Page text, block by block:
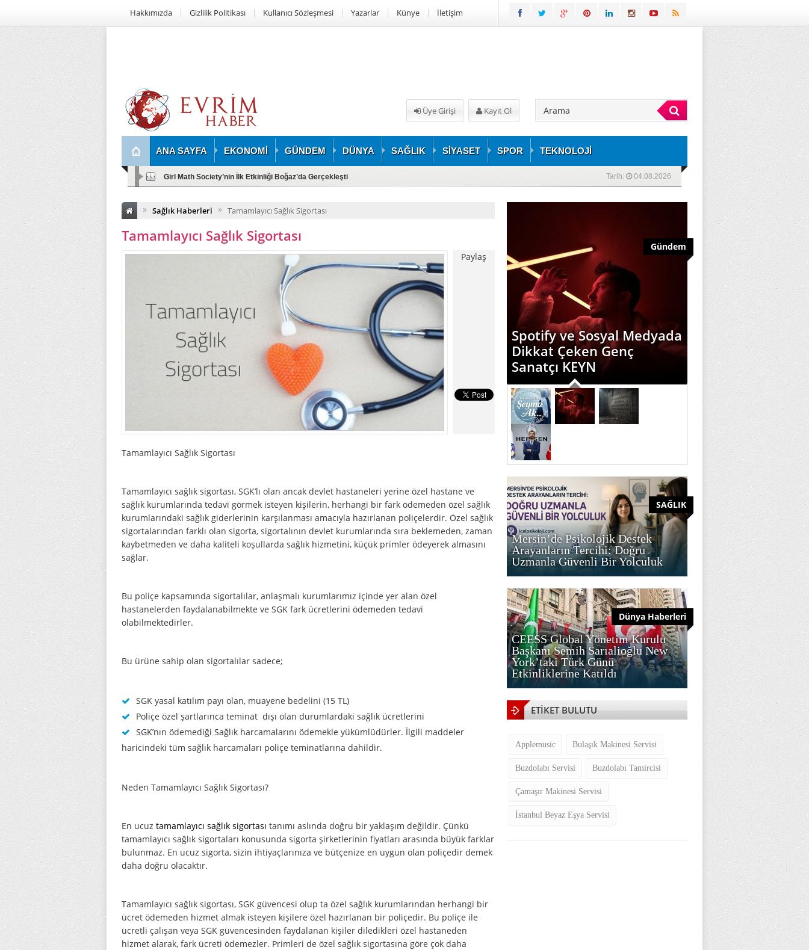
Hakkımızda Gizlilik Politikası Kullanıcı Sözleşmesi Yazarlar Künye İletişim
Üye Girişi Kayıt Ol
ANA SAYFA EKONOMİ GÜNDEM DÜNYA SAĞLIK SİYASET SPOR TEKNOLOJİ
Tarih: 04.08.2026
Girl Math Society’nin İlk Etkinliği Boğaz’da Gerçekleşti
» Sağlık Haberleri » Tamamlayıcı Sağlık Sigortası
Tamamlayıcı Sağlık Sigortası
Paylaş
Tamamlayıcı Sağlık Sigortası
Tamamlayıcı sağlık sigortası, SGK’lı olan ancak devlet hastaneleri yerine özel hastane ve
sağlık kurumlarında tedavi görmek isteyen kişilerin, herhangi bir fark ödemeden özel sağlık
kurumlarındaki sağlık giderlerinin karşılanması amacıyla hazırlanan poliçelerdir. Özel sağlık
sigortalarından farklı olan sigorta, sigortalının devlet kurumlarında sıra beklemeden, zaman
kaybetmeden ve daha kaliteli koşullarda sağlık hizmetini, küçük primler ödeyerek almasını
sağlar.
Bu poliçe kapsamında sigortalılar, anlaşmalı kurumlarımız içinde yer alan özel
hastanelerden faydalanabilmekte ve SGK fark ücretlerini ödemeden tedavi
olabilmektedirler.
Bu ürüne sahip olan sigortalılar sadece;
SGK yasal katılım payı olan, muayene bedelini (15 TL)
Poliçe özel şartlarınca teminat dışı olan durumlardaki sağlık ücretlerini
SGK’nın ödemediği Sağlık harcamalarını ödemekle yükümlüdürler. İlgili maddeler
haricindeki tüm sağlık harcamaları poliçe teminatlarına dahildir.
Neden Tamamlayıcı Sağlık Sigortası?
En ucuz tamamlayıcı sağlık sigortası tanımı aslında doğru bir yaklaşım değildir. Çünkü
tamamlayıcı sağlık sigortaları konusunda sigorta şirketlerinin fiyatları arasında büyük farklar
bulunmaz. En ucuz sigorta, sizin ihtiyaçlarınıza ve bütçenize en uygun olan poliçedir demek
daha doğru olacaktır.
Tamamlayıcı sağlık sigortası, SGK güvencesi olup ta özel sağlık kurumlarından herhangi bir
ücret ödemeden hizmet almak isteyen kişilere özel hazırlanan bir poliçedir. Bu poliçe ile
ücretli çalışan veya SGK güvencesinden faydalanan kişiler diledikleri özel hastaneden
hizmet alarak, fark ücreti ödemezler. Primleri de özel sağlık sigortasına göre çok daha
Gündem
“Mert Diyemiyorlar, Sert
Diyorlar!” İbrahim Murat
Gündüz’ün Sözleri Sosyal
Medyada Gündem Oldu
SAĞLIK
Mersin’de Psikolojik Destek
Arayanların Tercihi: Doğru
Uzmanla Güvenli Bir Yolculuk
Dünya Haberleri
CEESS Global Yönetim Kurulu
Başkanı Semih Sarıalioğlu New
York’taki Türk Günü
Etkinliklerine Katıldı
ETİKET BULUTU
Applemusic Bulaşık Makinesi Servisi
Buzdolabı Servisi Buzdolabı Tamircisi
Çamaşır Makinesi Servisi
İstanbul Beyaz Eşya Servisi